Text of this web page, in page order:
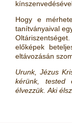
Hogy e
tanítványaival
előképek
eltávozásán
Urunk, Jézus
kérünk, tested
élvezzük. Aki